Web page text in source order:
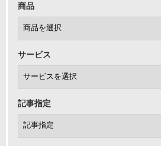
商品
サービス
記事指定